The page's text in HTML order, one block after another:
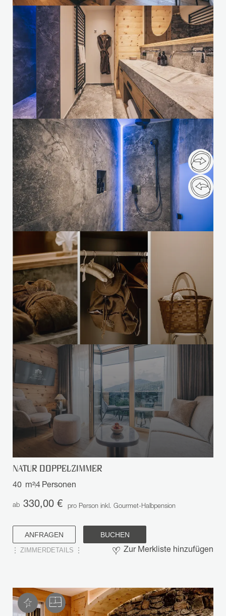
NATUR DOPPELZIMMER
40 m²4 Personen
ab 330,00 € pro Person inkl. Gourmet-Halbpension
ANFRAGEN BUCHEN
ZIMMERDETAILS Zur Merkliste hinzufügen